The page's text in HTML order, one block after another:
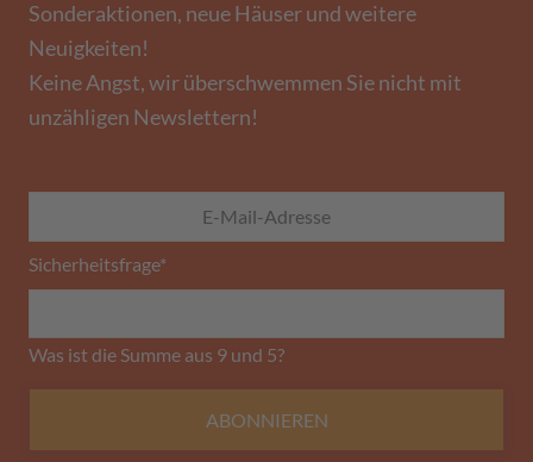
Sonderaktionen, neue Häuser und weitere
Neuigkeiten!
Keine Angst, wir überschwemmen Sie nicht mit
unzähligen Newslettern!
Sicherheitsfrage*
Was ist die Summe aus 9 und 5?
ABONNIEREN